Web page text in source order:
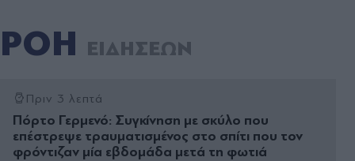
ΡΟΗ ΕΙΔΗΣΕΩΝ
Πριν 3 λεπτά
Πόρτο Γερμενό: Συγκίνηση με σκύλο που
επέστρεψε τραυματισμένος στο σπίτι που τον
φρόντιζαν μία εβδομάδα μετά τη φωτιά